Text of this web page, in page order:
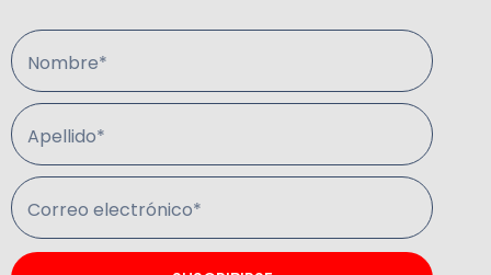
Nombre*
Apellido*
Correo electrónico*